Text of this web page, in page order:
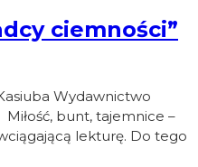
ciemności”
Wydawnictwo
bunt, tajemnice –
lekturę. Do tego